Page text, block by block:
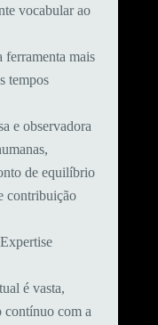
vocabular ao
ferramenta mais
tempos
e observadora
de equilíbrio
contribuição
é vasta,
contínuo com a